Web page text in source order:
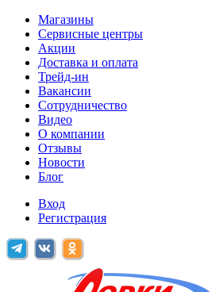
Магазины
Сервисные центры
Акции
Доставка и оплата
Трейд-ин
Вакансии
Сотрудничество
Видео
О компании
Отзывы
Новости
Блог
Вход
Регистрация